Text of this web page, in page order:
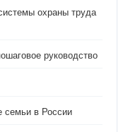
охраны труда
руководство
семьи в России